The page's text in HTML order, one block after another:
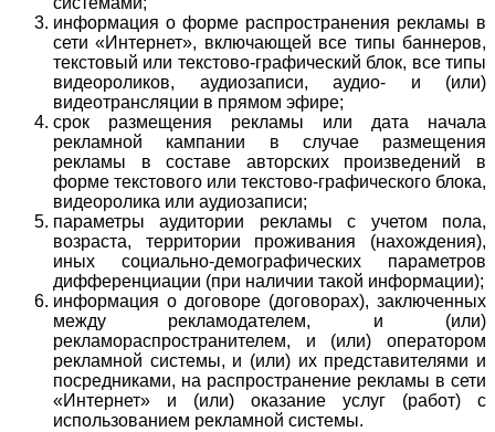
информация о форме распространения рекламы в
сети «Интернет», включающей все типы баннеров,
текстовый или текстово-графический блок, все типы
видеороликов, аудиозаписи, аудио- и (или)
видеотрансляции в прямом эфире;
срок размещения рекламы или дата начала
рекламной кампании в случае размещения
рекламы в составе авторских произведений в
форме текстового или текстово-графического блока,
видеоролика или аудиозаписи;
параметры аудитории рекламы с учетом пола,
возраста, территории проживания (нахождения),
иных социально-демографических параметров
дифференциации (при наличии такой информации);
информация о договоре (договорах), заключенных
между рекламодателем, и (или)
рекламораспространителем, и (или) оператором
рекламной системы, и (или) их представителями и
посредниками, на распространение рекламы в сети
«Интернет» и (или) оказание услуг (работ) с
использованием рекламной системы.